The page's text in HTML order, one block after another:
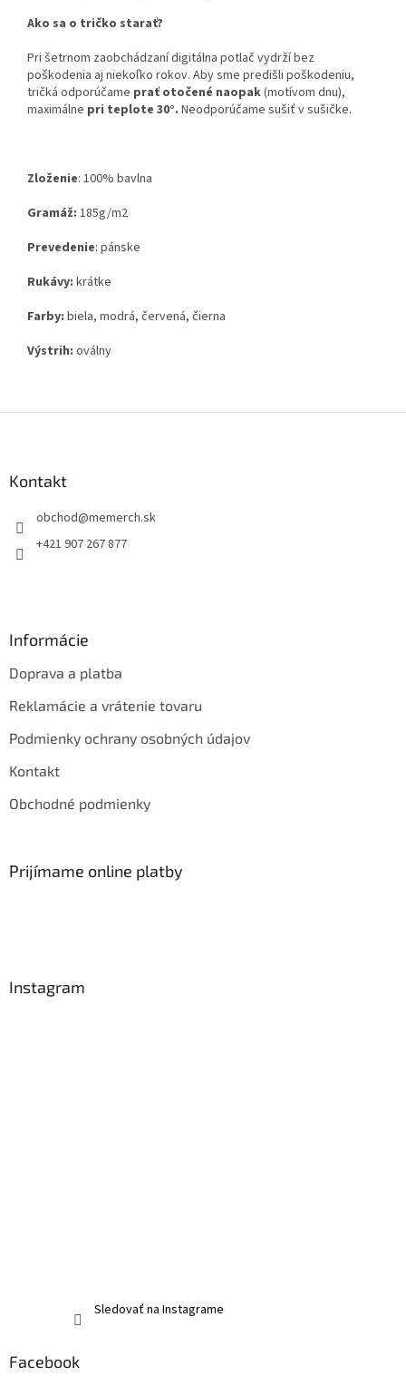
Ako sa o tričko starať?
Pri šetrnom zaobchádzaní digitálna potlač vydrží bez
poškodenia aj niekoľko rokov. Aby sme predišli poškodeniu,
tričká odporúčame prať otočené naopak(motívom dnu),
maximálne pri teplote 30°. Neodporúčame sušiť v sušičke.
Zloženie: 100% bavlna
Gramáž: 185g/m2
Prevedenie: pánske
Rukávy: krátke
Farby: biela, modrá, červená, čierna
Výstrih: oválny
Kontakt
obchod@memerch.sk
+421 907 267 877
Informácie
Doprava a platba
Reklamácie a vrátenie tovaru
Podmienky ochrany osobných údajov
Kontakt
Obchodné podmienky
Prijímame online platby
Instagram
Sledovať na Instagrame
Facebook